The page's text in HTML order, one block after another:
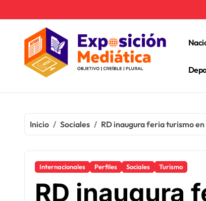
Inicio Sociales RD inaugura feria turismo
Internacionales Perfiles Sociales Turismo
RD inaugura